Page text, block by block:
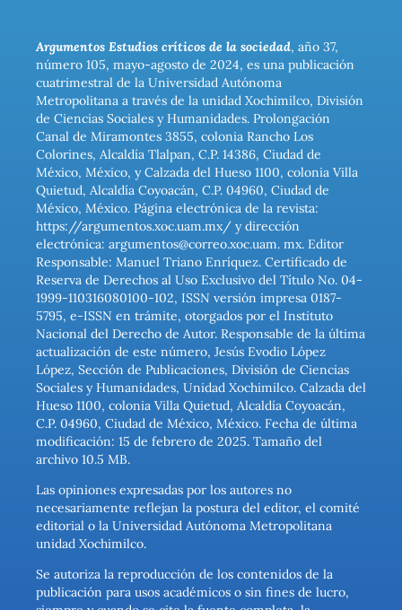
Argumentos Estudios críticos de la sociedad, año 37,
número 105, mayo-agosto de 2024, es una publicación
cuatrimestral de la Universidad Autónoma
Metropolitana a través de la unidad Xochimilco, División
de Ciencias Sociales y Humanidades. Prolongación
Canal de Miramontes 3855, colonia Rancho Los
Colorines, Alcaldía Tlalpan, C.P. 14386, Ciudad de
México, México, y Calzada del Hueso 1100, colonia Villa
Quietud, Alcaldía Coyoacán, C.P. 04960, Ciudad de
México, México. Página electrónica de la revista:
https://argumentos.xoc.uam.mx/ y dirección
electrónica: argumentos@correo.xoc.uam. mx. Editor
Responsable: Manuel Triano Enríquez. Certificado de
Reserva de Derechos al Uso Exclusivo del Título No. 04-
1999-110316080100-102, ISSN versión impresa 0187-
5795, e-ISSN en trámite, otorgados por el Instituto
Nacional del Derecho de Autor. Responsable de la última
actualización de este número, Jesús Evodio López
López, Sección de Publicaciones, División de Ciencias
Sociales y Humanidades, Unidad Xochimilco. Calzada del
Hueso 1100, colonia Villa Quietud, Alcaldía Coyoacán,
C.P. 04960, Ciudad de México, México. Fecha de última
modificación: 15 de febrero de 2025. Tamaño del
archivo 10.5 MB.
Las opiniones expresadas por los autores no
necesariamente reflejan la postura del editor, el comité
editorial o la Universidad Autónoma Metropolitana
unidad Xochimilco.
Se autoriza la reproducción de los contenidos de la
publicación para usos académicos o sin fines de lucro,